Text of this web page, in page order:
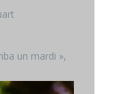
un mardi »,